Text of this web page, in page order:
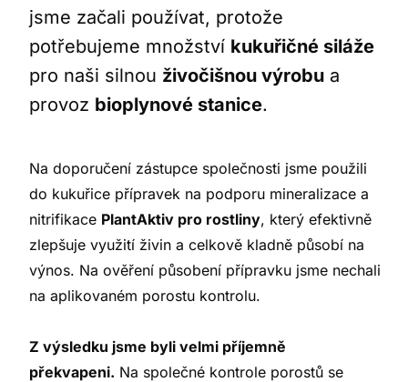
jsme začali používat, protože
potřebujeme množství kukuřičné siláže
pro naši silnou živočišnou výrobu a
provoz bioplynové stanice.
Na doporučení zástupce společnosti jsme použili
do kukuřice přípravek na podporu mineralizace a
nitrifikace PlantAktiv pro rostliny, který efektivně
zlepšuje využití živin a celkově kladně působí na
výnos. Na ověření působení přípravku jsme nechali
na aplikovaném porostu kontrolu.
Z výsledku jsme byli velmi příjemně
překvapeni. Na společné kontrole porostů se